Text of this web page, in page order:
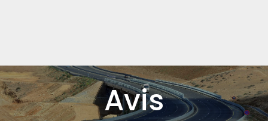
Avis